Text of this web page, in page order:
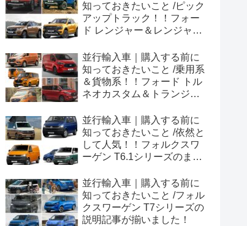
知っておきたいこと /ピック
アップトラック！！フォー
ド レンジャー＆レンジャー
め！
並行輸入車｜購入する前に
知っておきたいこと /乗用系
＆貨物系！！フォード トル
ネオカスタム＆トランジッ
め！
並行輸入車｜購入する前に
知っておきたいこと /依然と
して人気！！フォルクスワ
ーゲン T6.1シリーズのまと
並行輸入車｜購入する前に
知っておきたいこと /フォル
クスワーゲン T7シリーズの
説明記事が揃いました！